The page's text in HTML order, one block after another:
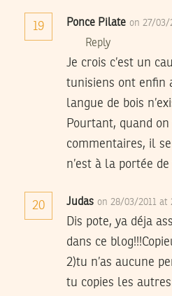
19 Ponce Pilate on 27/03/
Reply
Je crois c’est un
tunisiens ont enfin
langue de bois
Pourtant, quand
commentaires, il
n’est à la portée
20 Judas on 28/03/2011 at
Dis pote, ya déja
dans ce
2)tu n’as aucune
tu copies les